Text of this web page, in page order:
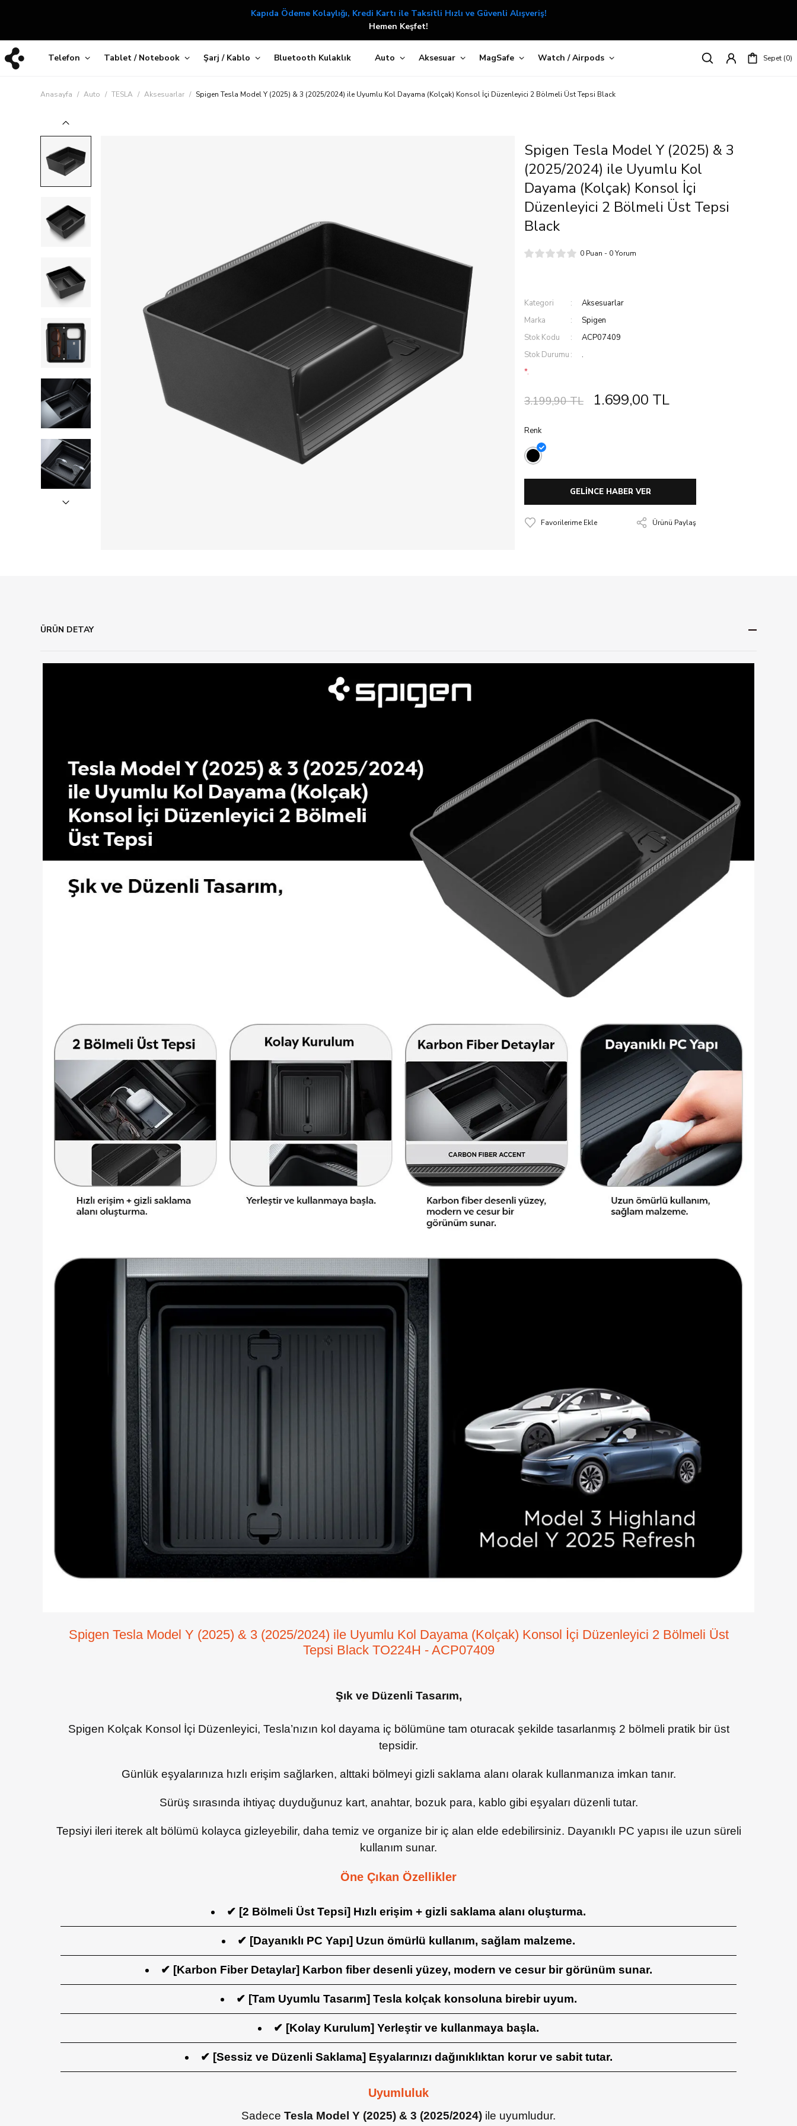
Süper İndirimli Fiyatlar
Hemen Tıkla Alışverişe Başla!
Telefon Tablet / Notebook Şarj / Kablo Bluetooth Kulaklık Auto Aksesuar MagSafe Watch / Airpods Sepet 0
Anasayfa Auto TESLA Aksesuarlar Spigen Tesla Model Y (2025) & 3 (2025/2024) ile Uyumlu Kol Dayama (Kolçak) Konsol İçi Düzenleyici 2 Bölmeli Üst Tepsi Black
Spigen Tesla Model Y (2025) & 3
(2025/2024) ile Uyumlu Kol
Dayama (Kolçak) Konsol İçi
Düzenleyici 2 Bölmeli Üst Tepsi
Black
0 Puan - 0 Yorum
Kategori
Aksesuarlar
Marka
Spigen
Stok Kodu
ACP07409
Stok Durumu
.
*.
3.199,90 TL 1.699,00 TL
Renk
GELİNCE HABER VER
Ürünü Paylaş
ÜRÜN DETAY
Spigen Tesla Model Y (2025) & 3 (2025/2024) ile Uyumlu Kol Dayama (Kolçak) Konsol İçi Düzenleyici 2 Bölmeli Üst
Tepsi Black TO224H - ACP07409
Şık ve Düzenli Tasarım,
Spigen Kolçak Konsol İçi Düzenleyici, Tesla’nızın kol dayama iç bölümüne tam oturacak şekilde tasarlanmış 2 bölmeli pratik bir üst
tepsidir.
Günlük eşyalarınıza hızlı erişim sağlarken, alttaki bölmeyi gizli saklama alanı olarak kullanmanıza imkan tanır.
Sürüş sırasında ihtiyaç duyduğunuz kart, anahtar, bozuk para, kablo gibi eşyaları düzenli tutar.
Tepsiyi ileri iterek alt bölümü kolayca gizleyebilir, daha temiz ve organize bir iç alan elde edebilirsiniz. Dayanıklı PC yapısı ile uzun süreli
kullanım sunar.
Öne Çıkan Özellikler
✔ [2 Bölmeli Üst Tepsi] Hızlı erişim + gizli saklama alanı oluşturma.
✔ [Dayanıklı PC Yapı] Uzun ömürlü kullanım, sağlam malzeme.
✔ [Karbon Fiber Detaylar] Karbon fiber desenli yüzey, modern ve cesur bir görünüm sunar.
✔ [Tam Uyumlu Tasarım] Tesla kolçak konsoluna birebir uyum.
✔ [Kolay Kurulum] Yerleştir ve kullanmaya başla.
✔ [Sessiz ve Düzenli Saklama] Eşyalarınızı dağınıklıktan korur ve sabit tutar.
Uyumluluk
Sadece Tesla Model Y (2025) & 3 (2025/2024) ile uyumludur.